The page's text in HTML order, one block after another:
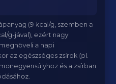
(9 kcal/g, szemben a
g-jával), ezért nagy
a napi
az egészséges zsírok (pl.
és a zsírban